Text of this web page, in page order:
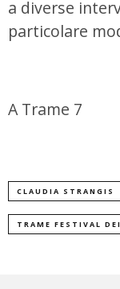
a diverse
particolare
A Trame 7
CLAUDIA STRANGIS
TRAME FESTIVAL